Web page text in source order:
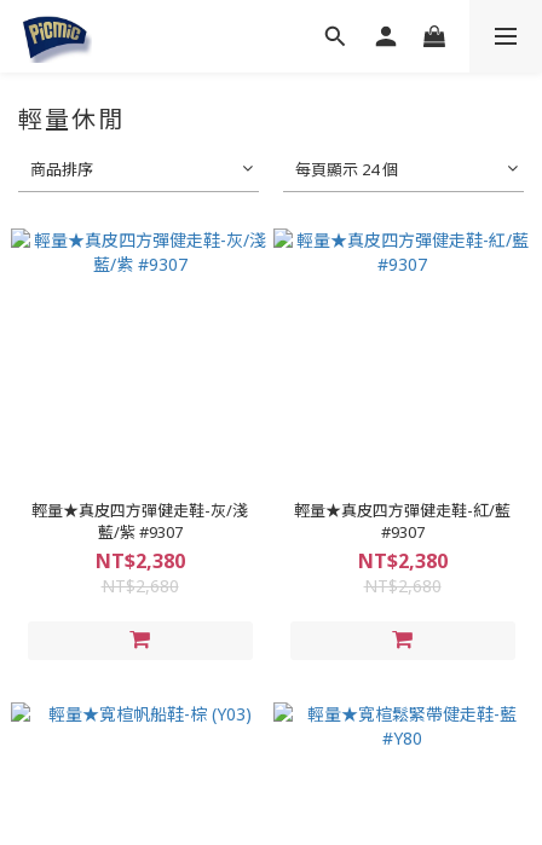
輕量休閒
商品排序 每頁顯示 24 個
輕量★真皮四方彈健走鞋-灰/淺
藍/紫 #9307
NT$2,380
NT$2,680
輕量★真皮四方彈健走鞋-紅/藍
#9307
NT$2,380
NT$2,680